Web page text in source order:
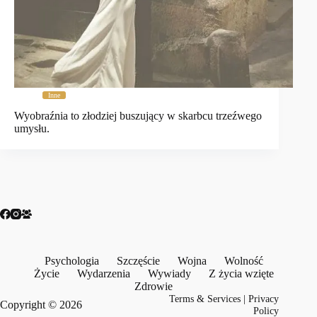
Inne
Wyobraźnia to złodziej buszujący w skarbcu trzeźwego
umysłu.
Psychologia Szczęście Wojna
Wolność
Życie
Wydarzenia Wywiady
Z życia wzięte
Zdrowie
Copyright © 2026
Terms & Services |Privacy
Policy